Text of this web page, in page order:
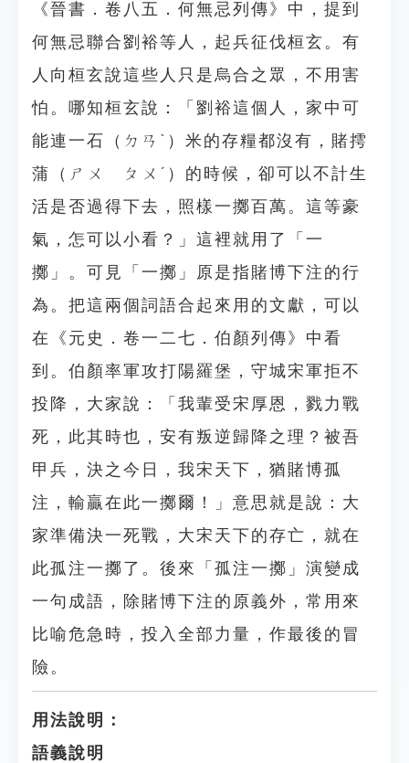
《晉書．卷八五．何無忌列傳》中，提到
何無忌聯合劉裕等人，起兵征伐桓玄。有
人向桓玄說這些人只是烏合之眾，不用害
怕。哪知桓玄說：「劉裕這個人，家中可
能連一石（ㄉㄢˋ）米的存糧都沒有，賭摴
蒲（ㄕㄨ ㄆㄨˊ）的時候，卻可以不計生
活是否過得下去，照樣一擲百萬。這等豪
氣，怎可以小看？」這裡就用了「一
擲」。可見「一擲」原是指賭博下注的行
為。把這兩個詞語合起來用的文獻，可以
在《元史．卷一二七．伯顏列傳》中看
到。伯顏率軍攻打陽羅堡，守城宋軍拒不
投降，大家說：「我輩受宋厚恩，戮力戰
死，此其時也，安有叛逆歸降之理？被吾
甲兵，決之今日，我宋天下，猶賭博孤
注，輸贏在此一擲爾！」意思就是說：大
家準備決一死戰，大宋天下的存亡，就在
此孤注一擲了。後來「孤注一擲」演變成
一句成語，除賭博下注的原義外，常用來
比喻危急時，投入全部力量，作最後的冒
險。
用法說明：
語義說明